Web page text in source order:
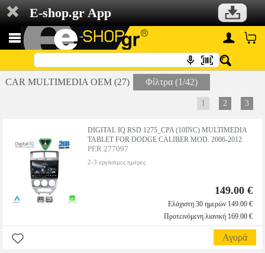
E-shop.gr App
CAR MULTIMEDIA OEM (27) Φίλτρα (1/42)
1 2 3
DIGITAL IQ RSD 1275_CPA (10INC) MULTIMEDIA
TABLET FOR DODGE CALIBER MOD. 2006-2012
PER.277097
2-3 εργάσιμες ημέρες
149.00 €
Ελάχιστη 30 ημερών 149.00 €
Προτεινόμενη λιανική 169.00 €
Αγορά